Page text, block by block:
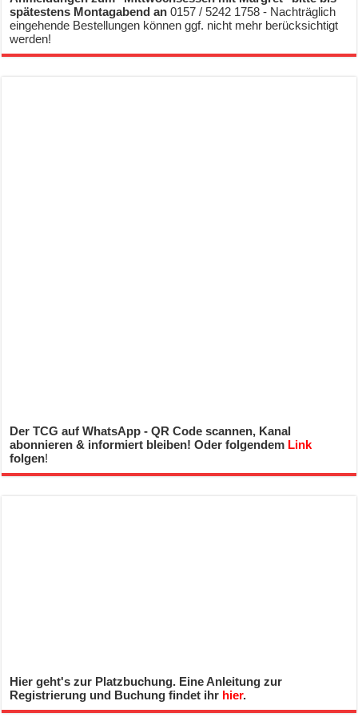
spätestens Montagabend an0157 / 5242 1758 - Nachträglich
eingehende Bestellungen können ggf. nicht mehr berücksichtigt
werden!
Der TCG auf WhatsApp - QR Code scannen, Kanal
abonnieren & informiert bleiben! Oder folgendem Link
folgen!
Hier geht's zur Platzbuchung. Eine Anleitung zur
Registrierung und Buchung findet ihr hier.